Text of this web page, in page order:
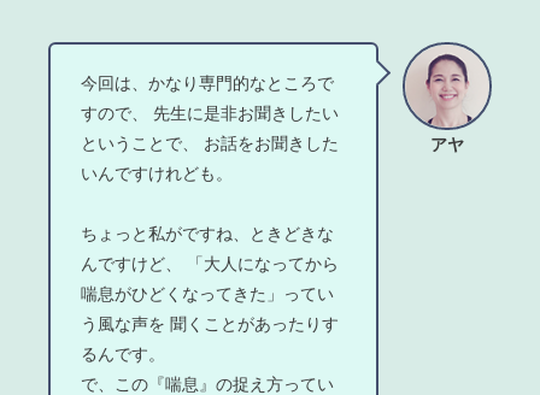
アヤ
今回は、かなり専門的なところで
すので、 先生に是非お聞きしたい
ということで、 お話をお聞きした
いんですけれども。
ちょっと私がですね、ときどきな
んですけど、 「大人になってから
喘息がひどくなってきた」ってい
う風な声を 聞くことがあったりす
るんです。
で、この『喘息』の捉え方ってい